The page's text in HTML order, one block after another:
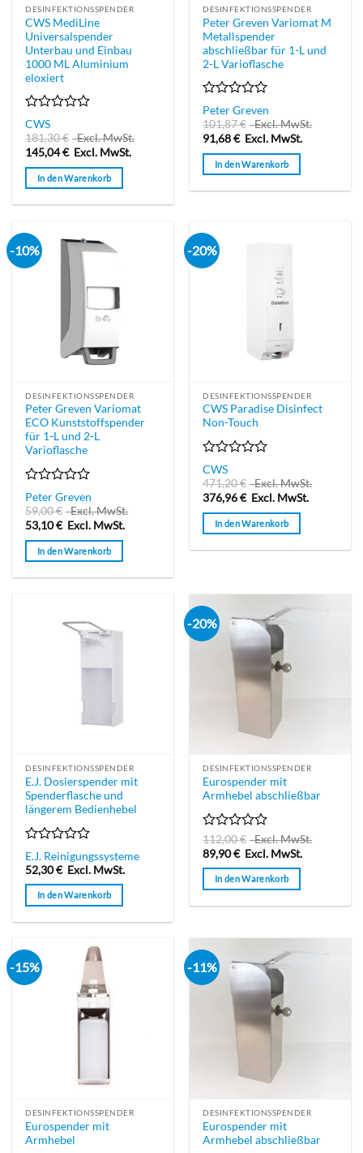
DESINFEKTIONSSPENDER
CWS MediLine
Universalspender
Unterbau und Einbau
1000 ML Aluminium
eloxiert
Bewertet
mit
0
von
5
CWS
181,30€
Excl. MwSt.
145,04€ Excl. MwSt.
In den Warenkorb
DESINFEKTIONSSPENDER
Peter Greven Variomat M
Metallspender
abschließbar für 1-L und
2-L Varioflasche
Bewertet
mit
0
von
5
Peter Greven
101,87€
Excl. MwSt.
91,68€ Excl. MwSt.
In den Warenkorb
-10%
DESINFEKTIONSSPENDER
Peter Greven Variomat
ECO Kunststoffspender
für 1-L und 2-L
Varioflasche
Bewertet
mit
0
von
5
Peter Greven
59,00€
Excl. MwSt.
53,10€ Excl. MwSt.
In den Warenkorb
-20%
DESINFEKTIONSSPENDER
CWS Paradise Disinfect
Non-Touch
Bewertet
mit
0
von
5
CWS
471,20€
Excl. MwSt.
376,96€ Excl. MwSt.
In den Warenkorb
DESINFEKTIONSSPENDER
E.J. Dosierspender mit
Spenderflasche und
längerem Bedienhebel
Bewertet
mit
0
von
5
E.J. Reinigungssysteme
52,30€ Excl. MwSt.
In den Warenkorb
-20%
DESINFEKTIONSSPENDER
Eurospender mit
Armhebel abschließbar
Bewertet
mit
von
5
112,00€
Excl. MwSt.
89,90€ Excl. MwSt.
In den Warenkorb
-15%
DESINFEKTIONSSPENDER
Eurospender mit
Armhebel
-11%
DESINFEKTIONSSPENDER
Eurospender mit
Armhebel abschließbar